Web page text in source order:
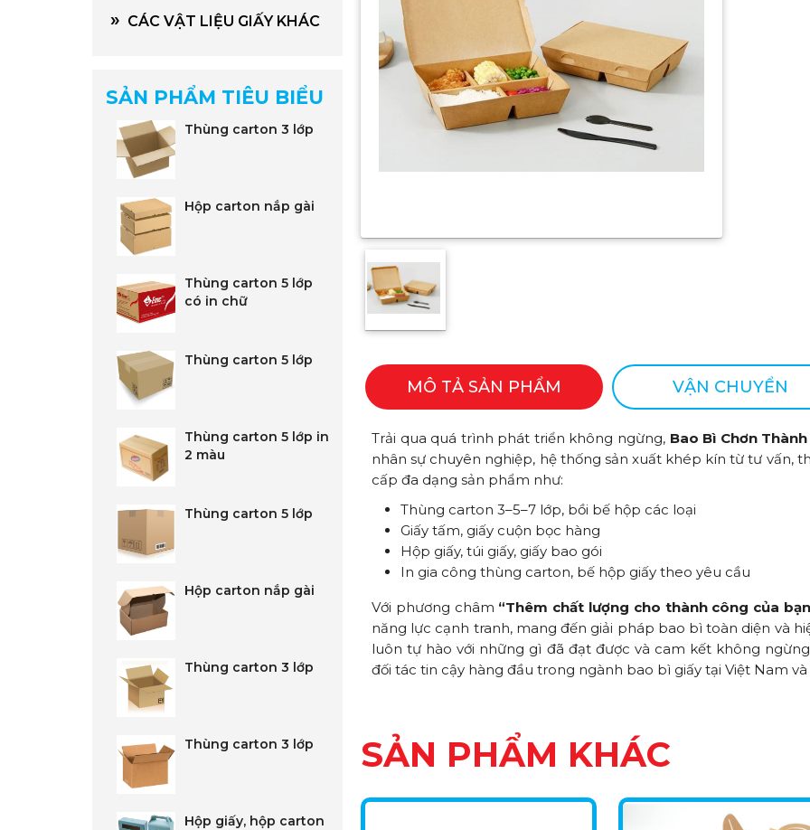
» CÁC VẬT LIỆU GIẤY KHÁC
SẢN PHẨM TIÊU BIỂU
Thùng carton 3 lớp
Hộp carton nắp gài
Thùng carton 5 lớp
có in chữ
Thùng carton 5 lớp
Thùng carton 5 lớp in
2 màu
Thùng carton 5 lớp
Hộp carton nắp gài
Thùng carton 3 lớp
Thùng carton 3 lớp
Hộp giấy, hộp carton
MÔ TẢ SẢN PHẨM VẬN CHUYỂN
Trải qua quá trình phát triển không ngừng, Bao Bì Chơn Thành
nhân sự chuyên nghiệp, hệ thống sản xuất khép kín từ tư vấn,
cấp đa dạng sản phẩm như:
Thùng carton 3–5–7 lớp, bồi bế hộp các loại
Giấy tấm, giấy cuộn bọc hàng
Hộp giấy, túi giấy, giấy bao gói
In gia công thùng carton, bế hộp giấy theo yêu cầu
Với phương châm “Thêm chất lượng cho thành công của
năng lực cạnh tranh, mang đến giải pháp bao bì toàn diện và
luôn tự hào với những gì đã đạt được và cam kết không
đối tác tin cậy hàng đầu trong ngành bao bì giấy tại Việt Nam
SẢN PHẨM KHÁC